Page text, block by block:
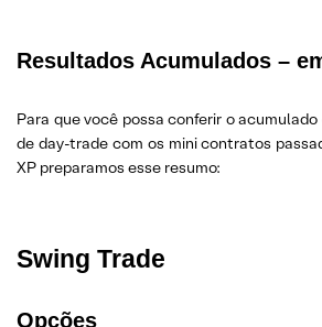
Resultados Acumulados –
Para que você possa conferir o
de day-trade com os mini contratos
XP preparamos esse resumo:
Swing Trade
Opções